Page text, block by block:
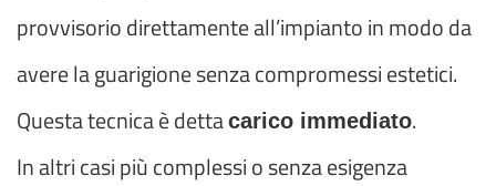
provvisorio direttamente all’impianto in modo da
avere la guarigione senza compromessi estetici.
Questa tecnica è dettacarico immediato.
In altri casi più complessi o senza esigenza